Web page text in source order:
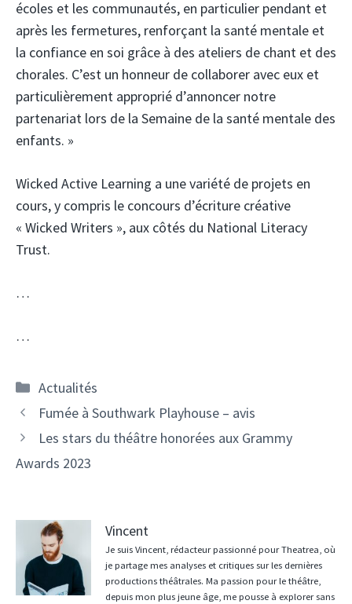
écoles et les communautés, en particulier pendant et
après les fermetures, renforçant la santé mentale et
la confiance en soi grâce à des ateliers de chant et des
chorales. C’est un honneur de collaborer avec eux et
particulièrement approprié d’annoncer notre
partenariat lors de la Semaine de la santé mentale des
enfants. »
Wicked Active Learning a une variété de projets en
cours, y compris le concours d’écriture créative
« Wicked Writers », aux côtés du National Literacy
Trust.
…
…
Catégories
Actualités
Fumée à Southwark Playhouse – avis
Les stars du théâtre honorées aux Grammy
Awards 2023
Vincent
Je suis Vincent, rédacteur passionné pour Theatrea, où
je partage mes analyses et critiques sur les dernières
productions théâtrales. Ma passion pour le théâtre,
depuis mon plus jeune âge, me pousse à explorer sans